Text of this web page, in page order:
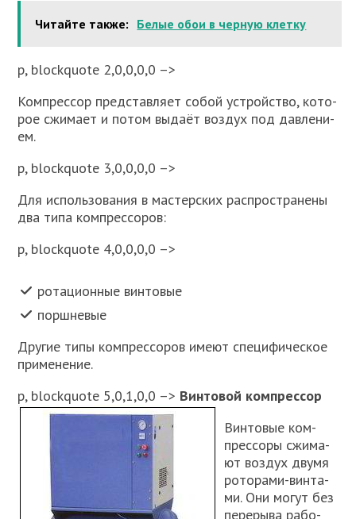
Читайте также: Белые обои в черную клетку
p, blockquote 2,0,0,0,0 –>
Ком­прес­сор пред­став­ля­ет собой устрой­ство, кото­
рое сжи­ма­ет и потом выда­ёт воз­дух под дав­ле­ни­
ем.
p, blockquote 3,0,0,0,0 –>
Для исполь­зо­ва­ния в мастер­ских рас­про­стра­не­ны
два типа ком­прес­со­ров:
p, blockquote 4,0,0,0,0 –>
рота­ци­он­ные вин­то­вые
порш­не­вые
Дру­гие типы ком­прес­со­ров име­ют спе­ци­фи­че­ское
при­ме­не­ние.
p, blockquote 5,0,1,0,0 –> Вин­то­вой ком­прес­сор
Вин­то­вые ком­
прес­со­ры сжи­ма­
ют воз­дух дву­мя
рото­ра­ми-вин­та­
ми. Они могут без
пере­ры­ва рабо­